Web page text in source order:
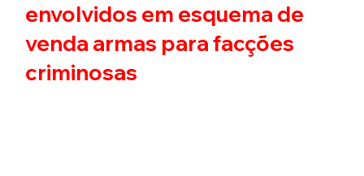
envolvidos em esquema de
venda armas para facções
criminosas